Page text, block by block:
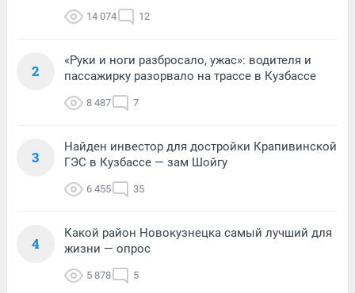
14 074 12
2
«Руки и ноги разбросало, ужас»: водителя и
пассажирку разорвало на трассе в Кузбассе
8 487 7
3
Найден инвестор для достройки Крапивинской
ГЭС в Кузбассе — зам Шойгу
6 455 35
4
Какой район Новокузнецка самый лучший для
жизни — опрос
5 878 5